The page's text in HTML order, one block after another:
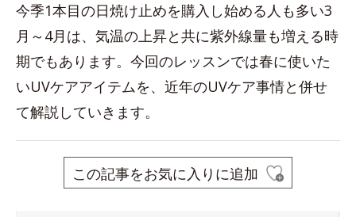
今季1本目の日焼け止めを購入し始める人も多い3
月～4月は、気温の上昇と共に紫外線量も増える時
期でもあります。今回のレッスンでは春に使いた
いUVケアアイテムを、近年のUVケア事情と併せ
て解説していきます。
この記事をお気に入りに追加